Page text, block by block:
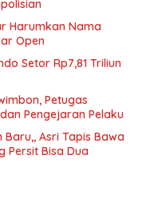
Harumkan Nama
Open
Setor Rp7,81 Triliun
Petugas
Pengejaran Pelaku
Asri Tapis Bawa
Persit Bisa Dua